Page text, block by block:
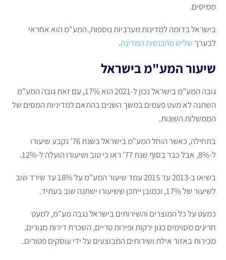
ממיסים.
בישראל בדומה למדינות מערביות נוספות, המע"מ הוא אחראי
לבערך שליש מהכנסות המדינה.
שיעור המע"מ בישראל
גובה המע"מ בישראל נכון ל-2021 הוא 17%, עם זאת גובה המע"מ
השתנה לא מעט פעמים במשך השנים בהתאם למדיניות המסים של
הממשלות השונות.
בתחילה, כאשר הוחל המע"מ בישראל בשנת 76' נקבע שיעורו
ל-8%, אבל כבר בסוף שנת 77' ראו כי טוב ושיעורו הועלה ל-12%.
בשיאו ב-2013 עד 2015 עמד שיעור המע"מ על 18% עד שירד שוב
לשיעור של 17%, וכמובן ייתכן ששיעורו ישתנה שוב בעתיד.
כמעט על כל המוצרים והשירותים בישראל נגבה מע"מ, למעט
חריגים מסוימים כגון ירקות ופירות טריים, השכרת דירות מגורים,
מכירות באזור אילת ושירותים המבוצעים על ידי עוסקים פטורים.